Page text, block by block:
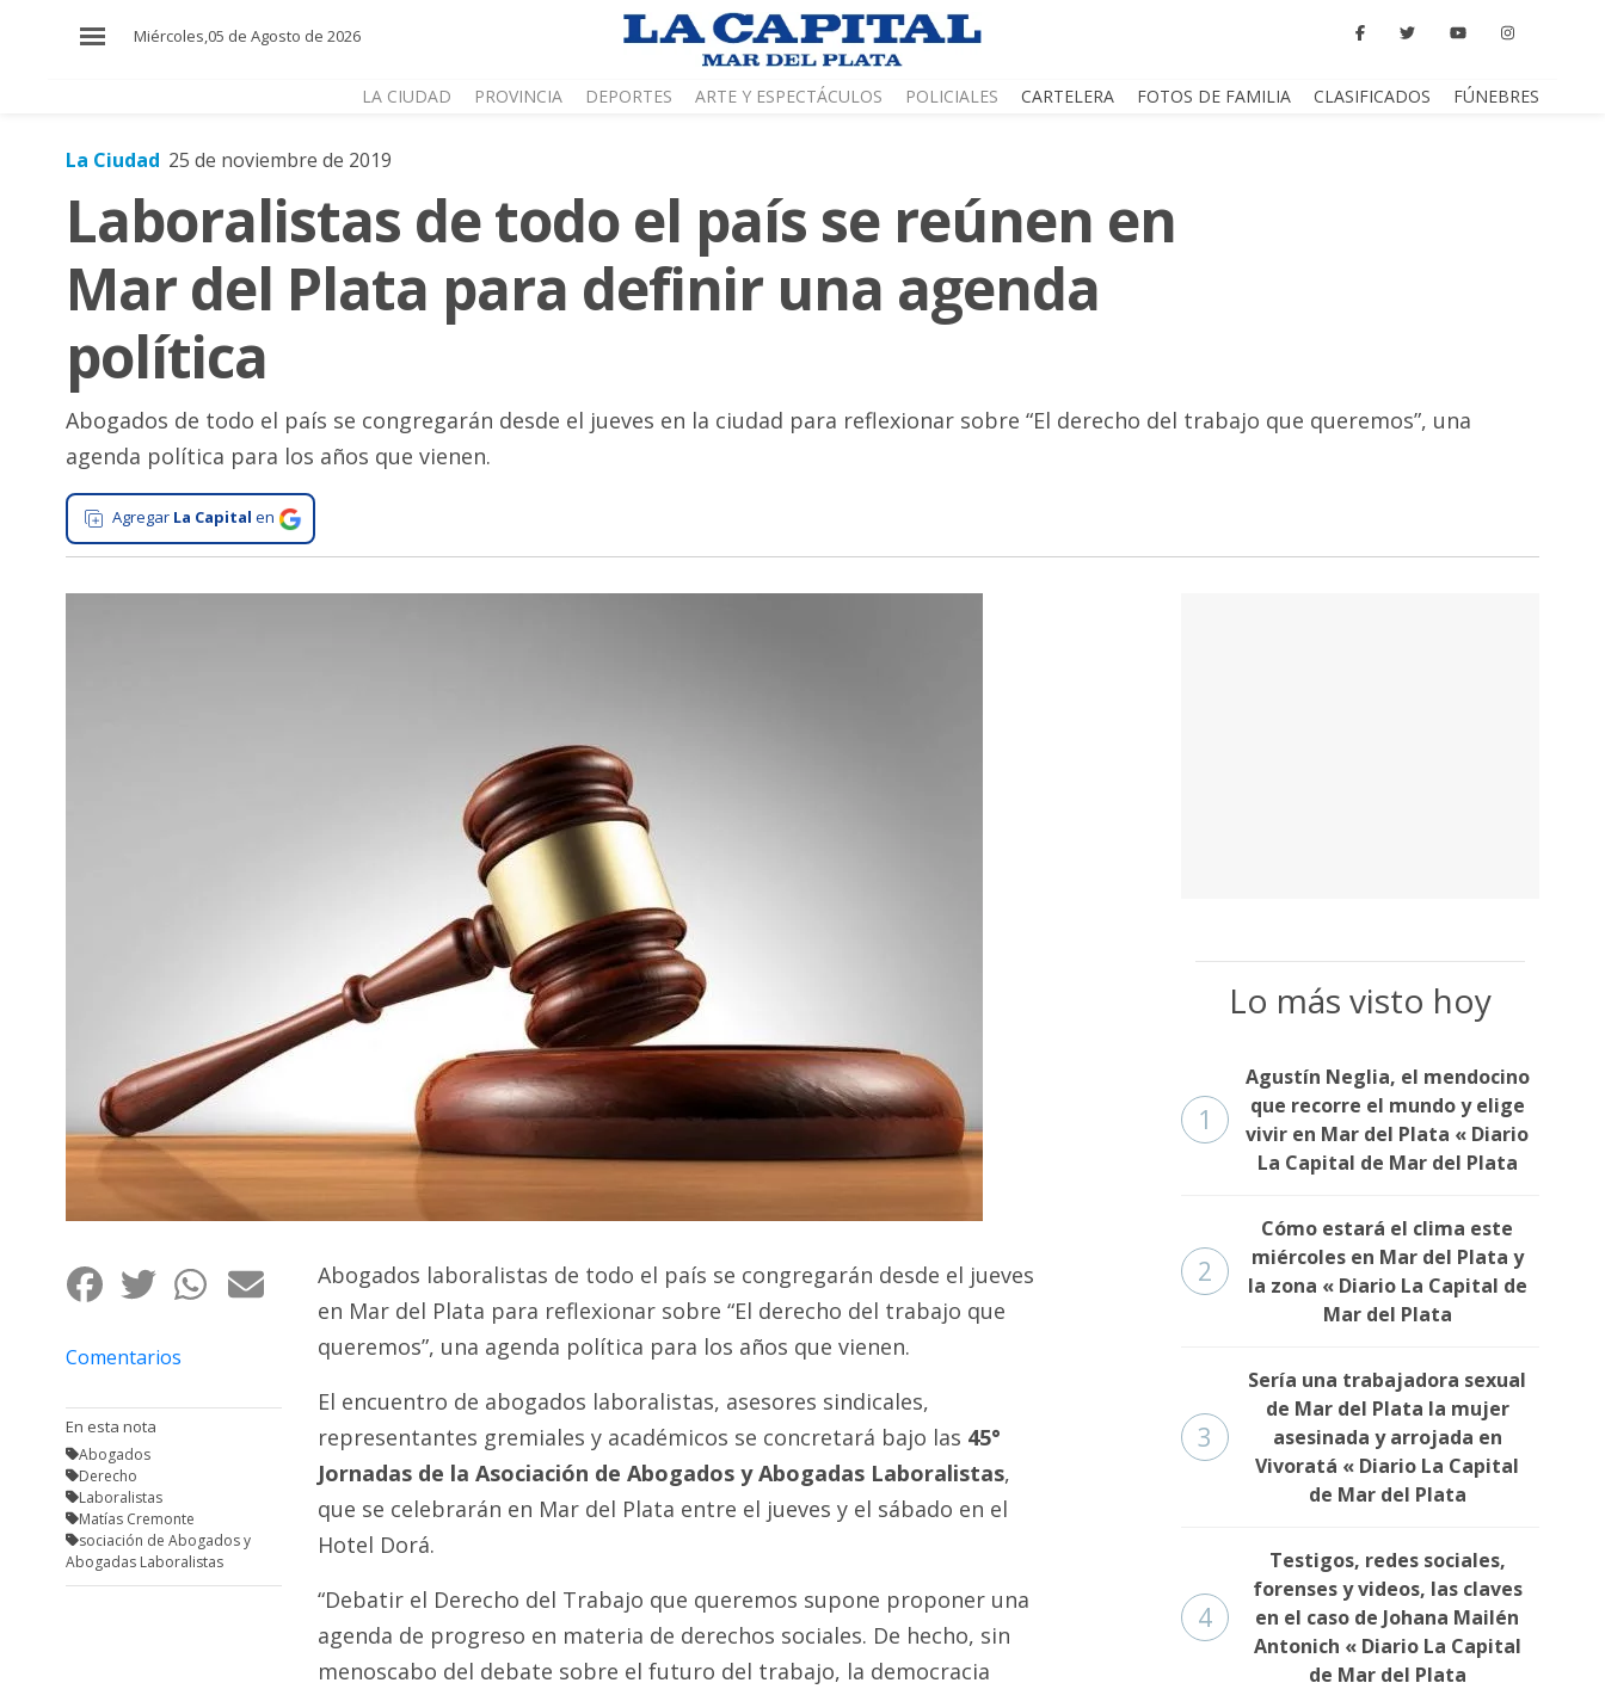
Miércoles,05 de Agosto de 2026
LA CIUDAD PROVINCIA DEPORTES ARTE Y ESPECTÁCULOS POLICIALES CARTELERA FOTOS DE FAMILIA CLASIFICADOS FÚNEBRES
Mundo
Zona
Cultura
Tecnología
Gastronomía
General
La Ciudad 25 de noviembre de 2019
Laboralistas de todo el país se reúnen en
Mar del Plata para definir una agenda
política
Abogados de todo el país se congregarán desde el jueves en la ciudad para reflexionar sobre “El derecho del trabajo que queremos”, una
agenda política para los años que vienen.
Agregar La Capital en
Comentarios
En esta nota
Abogados
Derecho
Laboralistas
Matías Cremonte
sociación de Abogados y
Abogadas Laboralistas
Abogados laboralistas de todo el país se congregarán desde el jueves
en Mar del Plata para reflexionar sobre “El derecho del trabajo que
queremos”, una agenda política para los años que vienen.
El encuentro de abogados laboralistas, asesores sindicales,
representantes gremiales y académicos se concretará bajo las 45°
Jornadas de la Asociación de Abogados y Abogadas Laboralistas,
que se celebrarán en Mar del Plata entre el jueves y el sábado en el
Hotel Dorá.
“Debatir el Derecho del Trabajo que queremos supone proponer una
agenda de progreso en materia de derechos sociales. De hecho, sin
menoscabo del debate sobre el futuro del trabajo, la democracia
Lo más visto hoy
1
Agustín Neglia, el mendocino
que recorre el mundo y elige
vivir en Mar del Plata « Diario
La Capital de Mar del Plata
2
Cómo estará el clima este
miércoles en Mar del Plata y
la zona « Diario La Capital de
Mar del Plata
3
Sería una trabajadora sexual
de Mar del Plata la mujer
asesinada y arrojada en
Vivoratá « Diario La Capital
de Mar del Plata
4
Testigos, redes sociales,
forenses y videos, las claves
en el caso de Johana Mailén
Antonich « Diario La Capital
de Mar del Plata